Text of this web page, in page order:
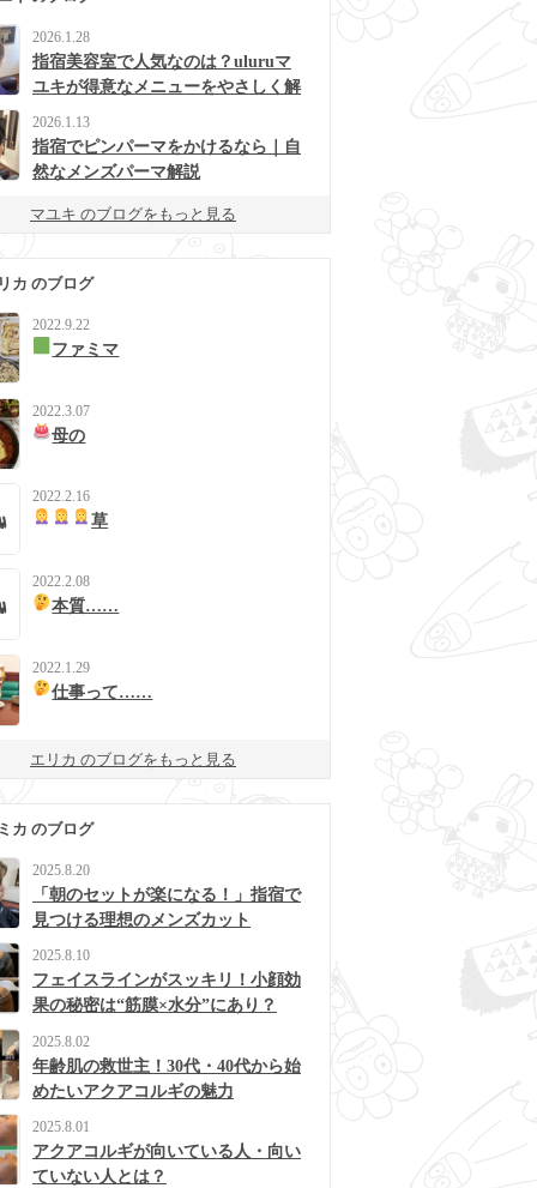
2026.1.28
指宿美容室で人気なのは？uluruマ
ユキが得意なメニューをやさしく解
2026.1.13
指宿でピンパーマをかけるなら｜自
然なメンズパーマ解説
マユキ のブログをもっと見る
カ のブログ
2022.9.22
ファミマ
2022.3.07
母の
2022.2.16
草
2022.2.08
本質……
2022.1.29
仕事って……
エリカ のブログをもっと見る
カ のブログ
2025.8.20
「朝のセットが楽になる！」指宿で
見つける理想のメンズカット
2025.8.10
フェイスラインがスッキリ！小顔効
果の秘密は“筋膜×水分”にあり？
2025.8.02
年齢肌の救世主！30代・40代から始
めたいアクアコルギの魅力
2025.8.01
アクアコルギが向いている人・向い
ていない人とは？